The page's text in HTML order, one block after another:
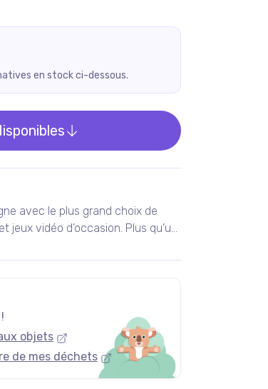
en stock ci-dessous.
avec le plus grand choix de
jeux vidéo d'occasion. Plus qu’un
tout en recyclant les affaires
objets
de mes déchets